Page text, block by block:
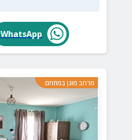
WhatsApp
מרחב מוגן במתחם